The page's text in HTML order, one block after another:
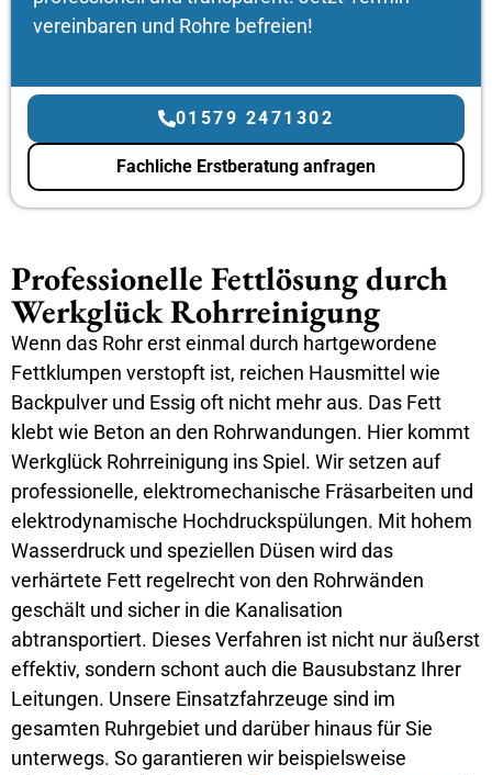
vereinbaren und Rohre befreien!
01579 2471302
Fachliche Erstberatung anfragen
Professionelle Fettlösung durch
Werkglück Rohrreinigung
Wenn das Rohr erst einmal durch hartgewordene
Fettklumpen verstopft ist, reichen Hausmittel wie
Backpulver und Essig oft nicht mehr aus. Das Fett
klebt wie Beton an den Rohrwandungen. Hier kommt
Werkglück Rohrreinigung ins Spiel. Wir setzen auf
professionelle, elektromechanische Fräsarbeiten und
elektrodynamische Hochdruckspülungen. Mit hohem
Wasserdruck und speziellen Düsen wird das
verhärtete Fett regelrecht von den Rohrwänden
geschält und sicher in die Kanalisation
abtransportiert. Dieses Verfahren ist nicht nur äußerst
effektiv, sondern schont auch die Bausubstanz Ihrer
Leitungen. Unsere Einsatzfahrzeuge sind im
gesamten Ruhrgebiet und darüber hinaus für Sie
unterwegs. So garantieren wir beispielsweise